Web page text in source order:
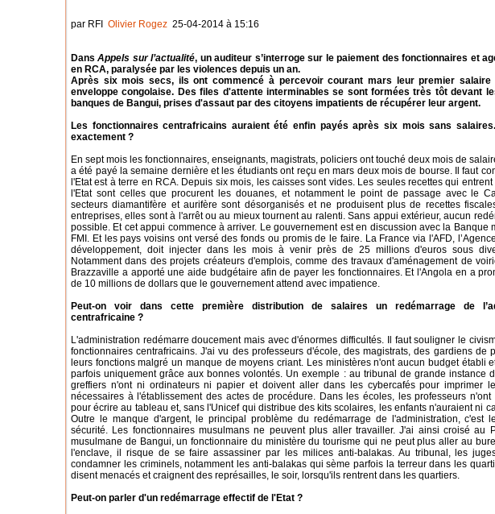
par RFI Olivier Rogez 25-04-2014 à 15:16
DansAppels sur l’actualité, un auditeur s’interroge sur le paiement des fonctionnaires et
en RCA, paralysée par les violences depuis un an.
Après six mois secs, ils ont commencé à percevoir courant mars leur premier salaire
enveloppe congolaise. Des files d'attente interminables se sont formées très tôt devant
banques de Bangui, prises d'assaut par des citoyens impatients de récupérer leur argent.
Les fonctionnaires centrafricains auraient été enfin payés après six mois sans salaires.
exactement ?
En sept mois les fonctionnaires, enseignants, magistrats, policiers ont touché deux mois de
a été payé la semaine dernière et les étudiants ont reçu en mars deux mois de bourse. Il faut
l'Etat est à terre en RCA. Depuis six mois, les caisses sont vides. Les seules recettes qui
l'Etat sont celles que procurent les douanes, et notamment le point de passage avec le
secteurs diamantifère et aurifère sont désorganisés et ne produisent plus de recettes
entreprises, elles sont à l'arrêt ou au mieux tournent au ralenti. Sans appui extérieur, aucun
possible. Et cet appui commence à arriver. Le gouvernement est en discussion avec la Banque
FMI. Et les pays voisins ont versé des fonds ou promis de le faire. La France via l'AFD,
développement, doit injecter dans les mois à venir près de 25 millions d'euros sous
Notamment dans des projets créateurs d'emplois, comme des travaux d'aménagement de
Brazzaville a apporté une aide budgétaire afin de payer les fonctionnaires. Et l'Angola en a
de 10 millions de dollars que le gouvernement attend avec impatience.
Peut-on voir dans cette première distribution de salaires un redémarrage de
centrafricaine ?
L'administration redémarre doucement mais avec d'énormes difficultés. Il faut souligner le
fonctionnaires centrafricains. J'ai vu des professeurs d'école, des magistrats, des gardiens de
leurs fonctions malgré un manque de moyens criant. Les ministères n'ont aucun budget établi
parfois uniquement grâce aux bonnes volontés. Un exemple : au tribunal de grande instance
greffiers n'ont ni ordinateurs ni papier et doivent aller dans les cybercafés pour imprimer
nécessaires à l'établissement des actes de procédure. Dans les écoles, les professeurs
pour écrire au tableau et, sans l'Unicef qui distribue des kits scolaires, les enfants n'auraient ni
Outre le manque d'argent, le principal problème du redémarrage de l'administration, c'est
sécurité. Les fonctionnaires musulmans ne peuvent plus aller travailler. J'ai ainsi croisé au
musulmane de Bangui, un fonctionnaire du ministère du tourisme qui ne peut plus aller au
l'enclave, il risque de se faire assassiner par les milices anti-balakas. Au tribunal, les
condamner les criminels, notamment les anti-balakas qui sème parfois la terreur dans les
disent menacés et craignent des représailles, le soir, lorsqu'ils rentrent dans les quartiers.
Peut-on parler d'un redémarrage effectif de l'Etat ?